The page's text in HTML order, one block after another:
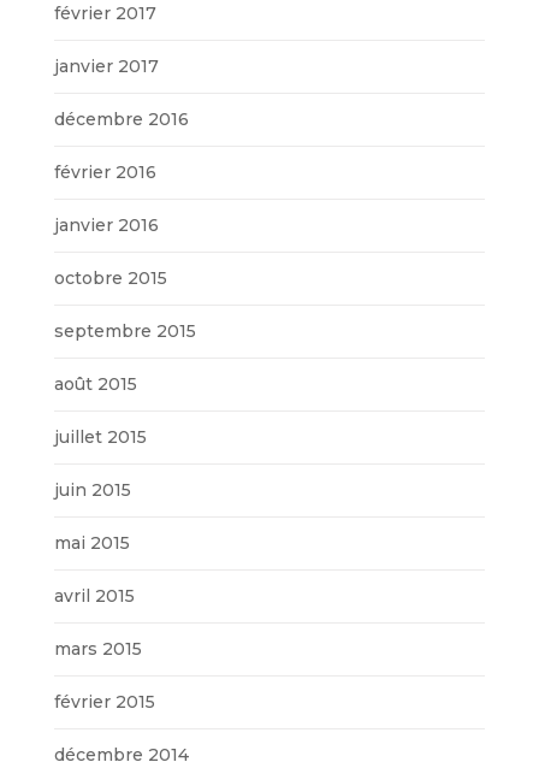
février 2017
janvier 2017
décembre 2016
février 2016
janvier 2016
octobre 2015
septembre 2015
août 2015
juillet 2015
juin 2015
mai 2015
avril 2015
mars 2015
février 2015
décembre 2014